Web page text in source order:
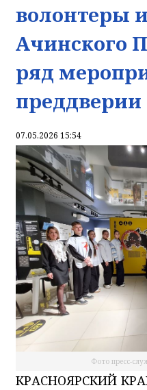
волонтеры
Ачинского
ряд
07.05.2026 15:54
Фото пресс-
КРАСНОЯРСКИЙ